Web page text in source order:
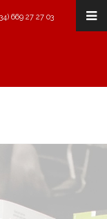
669 27 27 03